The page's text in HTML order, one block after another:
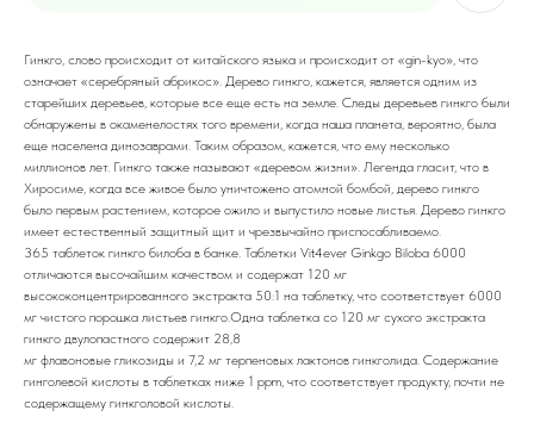
Гинкго, слово происходит от китайского языка и происходит от «gin-kyo», что
означает «серебряный абрикос». Дерево гинкго, кажется, является одним из
старейших деревьев, которые все еще есть на земле. Следы деревьев гинкго были
обнаружены в окаменелостях того времени, когда наша планета, вероятно, была
еще населена динозаврами. Таким образом, кажется, что ему несколько
миллионов лет. Гинкго также называют «деревом жизни». Легенда гласит, что в
Хиросиме, когда все живое было уничтожено атомной бомбой, дерево гинкго
было первым растением, которое ожило и выпустило новые листья. Дерево гинкго
имеет естественный защитный щит и чрезвычайно приспосабливаемо.
365 таблеток гинкго билоба в банке. Таблетки Vit4ever Ginkgo Biloba 6000
отличаются высочайшим качеством и содержат 120 мг
высококонцентрированного экстракта 50:1 на таблетку, что соответствует 6000
мг чистого порошка листьев гинкго.Одна таблетка со 120 мг сухого экстракта
гинкго двулопастного содержит 28,8
мг флавоновые гликозиды и 7,2 мг терпеновых лактонов гинкголида. Содержание
гинголевой кислоты в таблетках ниже 1 ppm, что соответствует продукту, почти не
содержащему гинкголовой кислоты.